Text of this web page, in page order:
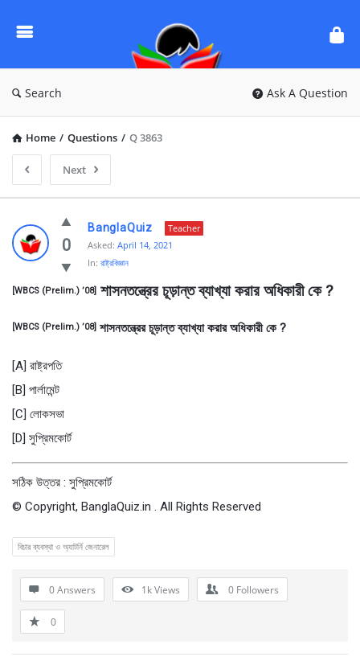
Questions
Search Ask A Question
Home / Questions / Q 3863
Next
Ask
Questions
BanglaQuiz
Latest
0
BanglaQuiz
Teacher
Asked: April 14, 2021
In: রাষ্ট্রবিজ্ঞান
[WBCS (Prelim.) ’08] শাসনতন্ত্রের চূড়ান্ত ব্যাখ্যা করার অধিকারী কে ?
[WBCS (Prelim.) ’08] শাসনতন্ত্রের চূড়ান্ত ব্যাখ্যা করার অধিকারী কে ?
[A] রাষ্ট্রপতি
[B] পার্লামেন্ট
[C] লােকসভা
[D] সুপ্রিমকোর্ট
সঠিক উত্তর : সুপ্রিমকোর্ট
© Copyright, BanglaQuiz.in . All Rights Reserved
বিচার ব্যবস্থা ও অ্যাটর্নি জেনারেল
0 Answers 1kViews 0 Followers
0